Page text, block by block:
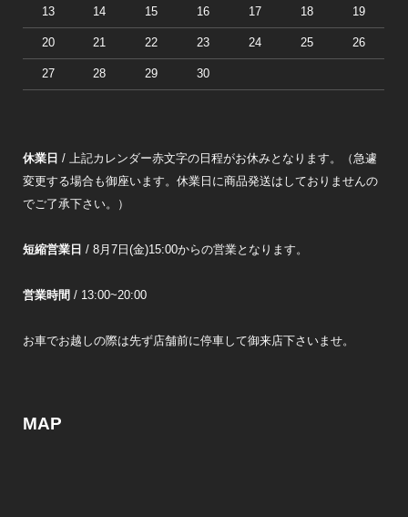
13 14 15 16 17 18 19
20 21 22 23 24 25 26
27 28 29 30
休業日 / 上記カレンダー赤文字の日程がお休みとなります。（急遽
変更する場合も御座います。休業日に商品発送はしておりませんの
でご了承下さい。）
短縮営業日 / 8月7日(金)15:00からの営業となります。
営業時間 / 13:00~20:00
お車でお越しの際は先ず店舗前に停車して御来店下さいませ。
MAP